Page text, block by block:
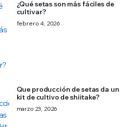
¿Qué setas son más fáciles de
cultivar?
febrero 4, 2026
Que producción de setas da un
kit de cultivo de shiitake?
marzo 23, 2026